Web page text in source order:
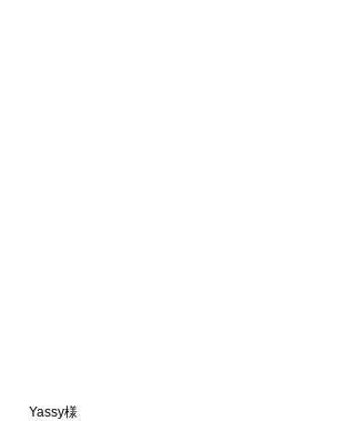
Yassy様